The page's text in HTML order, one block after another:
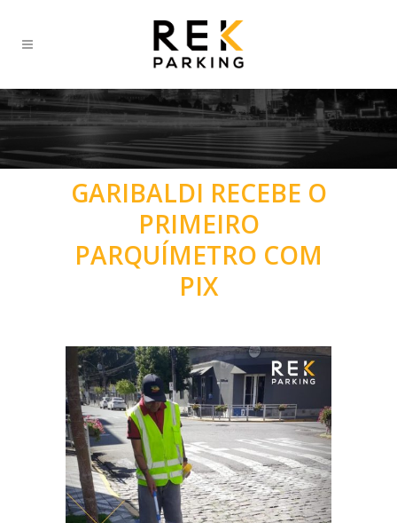
GARIBALDI RECEBE O
PRIMEIRO
PARQUÍMETRO COM
PIX